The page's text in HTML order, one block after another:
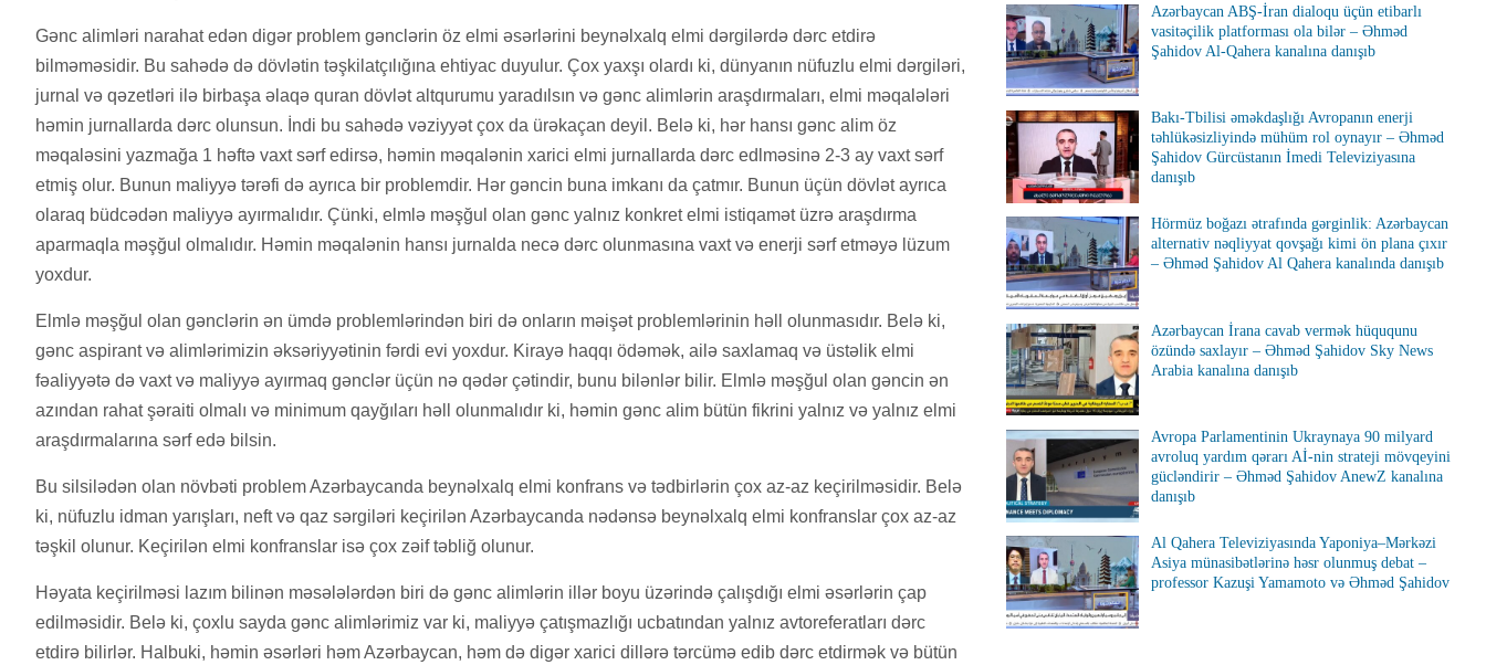
Gənc alimləri narahat edən digər problem gənclərin öz elmi əsərlərini beynəlxalq elmi dərgilərdə dərc etdirə
bilməməsidir. Bu sahədə də dövlətin təşkilatçılığına ehtiyac duyulur. Çox yaxşı olardı ki, dünyanın nüfuzlu elmi dərgiləri,
jurnal və qəzetləri ilə birbaşa əlaqə quran dövlət altqurumu yaradılsın və gənc alimlərin araşdırmaları, elmi məqalələri
həmin jurnallarda dərc olunsun. İndi bu sahədə vəziyyət çox da ürəkaçan deyil. Belə ki, hər hansı gənc alim öz
məqaləsini yazmağa 1 həftə vaxt sərf edirsə, həmin məqalənin xarici elmi jurnallarda dərc edlməsinə 2-3 ay vaxt sərf
etmiş olur. Bunun maliyyə tərəfi də ayrıca bir problemdir. Hər gəncin buna imkanı da çatmır. Bunun üçün dövlət ayrıca
olaraq büdcədən maliyyə ayırmalıdır. Çünki, elmlə məşğul olan gənc yalnız konkret elmi istiqamət üzrə araşdırma
aparmaqla məşğul olmalıdır. Həmin məqalənin hansı jurnalda necə dərc olunmasına vaxt və enerji sərf etməyə lüzum
yoxdur.
Elmlə məşğul olan gənclərin ən ümdə problemlərindən biri də onların məişət problemlərinin həll olunmasıdır. Belə ki,
gənc aspirant və alimlərimizin əksəriyyətinin fərdi evi yoxdur. Kirayə haqqı ödəmək, ailə saxlamaq və üstəlik elmi
fəaliyyətə də vaxt və maliyyə ayırmaq gənclər üçün nə qədər çətindir, bunu bilənlər bilir. Elmlə məşğul olan gəncin ən
azından rahat şəraiti olmalı və minimum qayğıları həll olunmalıdır ki, həmin gənc alim bütün fikrini yalnız və yalnız elmi
araşdırmalarına sərf edə bilsin.
Bu silsilədən olan növbəti problem Azərbaycanda beynəlxalq elmi konfrans və tədbirlərin çox az-az keçirilməsidir. Belə
ki, nüfuzlu idman yarışları, neft və qaz sərgiləri keçirilən Azərbaycanda nədənsə beynəlxalq elmi konfranslar çox az-az
təşkil olunur. Keçirilən elmi konfranslar isə çox zəif təbliğ olunur.
Həyata keçirilməsi lazım bilinən məsələlərdən biri də gənc alimlərin illər boyu üzərində çalışdığı elmi əsərlərin çap
edilməsidir. Belə ki, çoxlu sayda gənc alimlərimiz var ki, maliyyə çatışmazlığı ucbatından yalnız avtoreferatları dərc
etdirə bilirlər. Halbuki, həmin əsərləri həm Azərbaycan, həm də digər xarici dillərə tərcümə edib dərc etdirmək və bütün
Azərbaycan ABŞ-İran dialoqu üçün etibarlı
vasitəçilik platforması ola bilər – Əhməd
Şahidov Al-Qahera kanalına danışıb
Bakı-Tbilisi əməkdaşlığı Avropanın enerji
təhlükəsizliyində mühüm rol oynayır – Əhməd
Şahidov Gürcüstanın İmedi Televiziyasına
danışıb
Hörmüz boğazı ətrafında gərginlik: Azərbaycan
alternativ nəqliyyat qovşağı kimi ön plana çıxır
– Əhməd Şahidov Al Qahera kanalında danışıb
Azərbaycan İrana cavab vermək hüququnu
özündə saxlayır – Əhməd Şahidov Sky News
Arabia kanalına danışıb
Avropa Parlamentinin Ukraynaya 90 milyard
avroluq yardım qərarı Aİ-nin strateji mövqeyini
gücləndirir – Əhməd Şahidov AnewZ kanalına
danışıb
Al Qahera Televiziyasında Yaponiya–Mərkəzi
Asiya münasibətlərinə həsr olunmuş debat –
professor Kazuşi Yamamoto və Əhməd Şahidov